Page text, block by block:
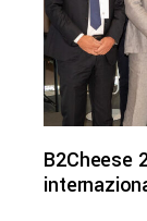
B2Cheese